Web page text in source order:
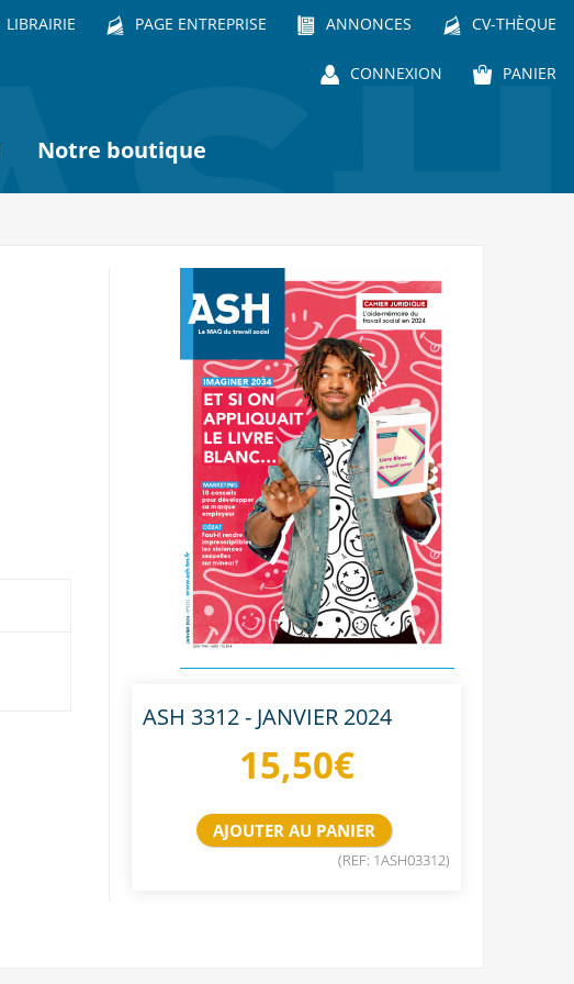
LIBRAIRIE PAGE ENTREPRISE ANNONCES CV-THÈQUE
CONNEXION PANIER
Notre boutique
ASH 3312 - JANVIER 2024
15,50€
(REF: 1ASH03312)